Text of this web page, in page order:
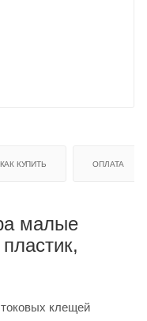
КАК КУПИТЬ ОПЛАТА
малые
клещей